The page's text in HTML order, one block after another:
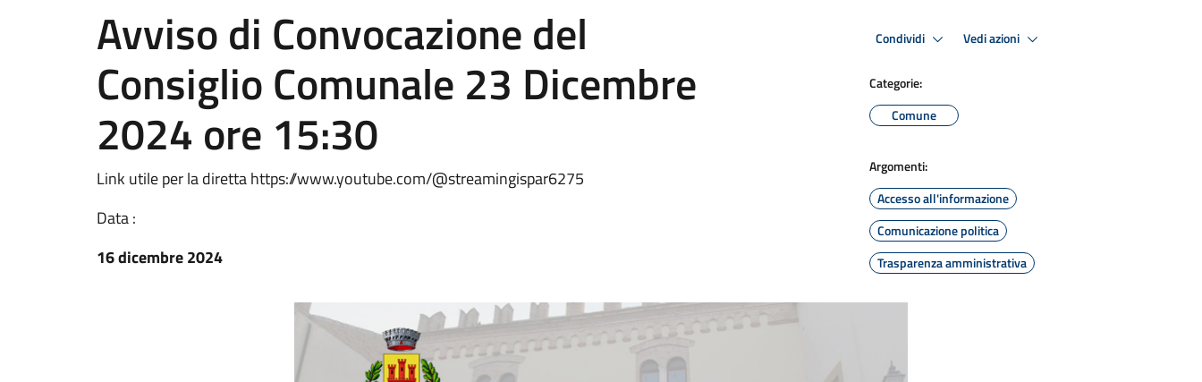
Avviso di Convocazione del
Consiglio Comunale 23 Dicembre
2024 ore 15:30
Link utile per la diretta https://www.youtube.com/@streamingispar6275
Data :
16 dicembre 2024
Condividi Vedi azioni
Categorie:
Comune
Argomenti:
Accesso all'informazione
Comunicazione politica
Trasparenza amministrativa